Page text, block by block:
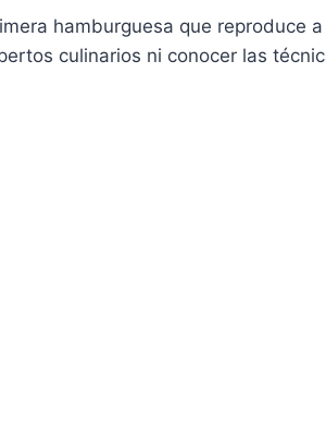
hamburguesa que reproduce
culinarios ni conocer las